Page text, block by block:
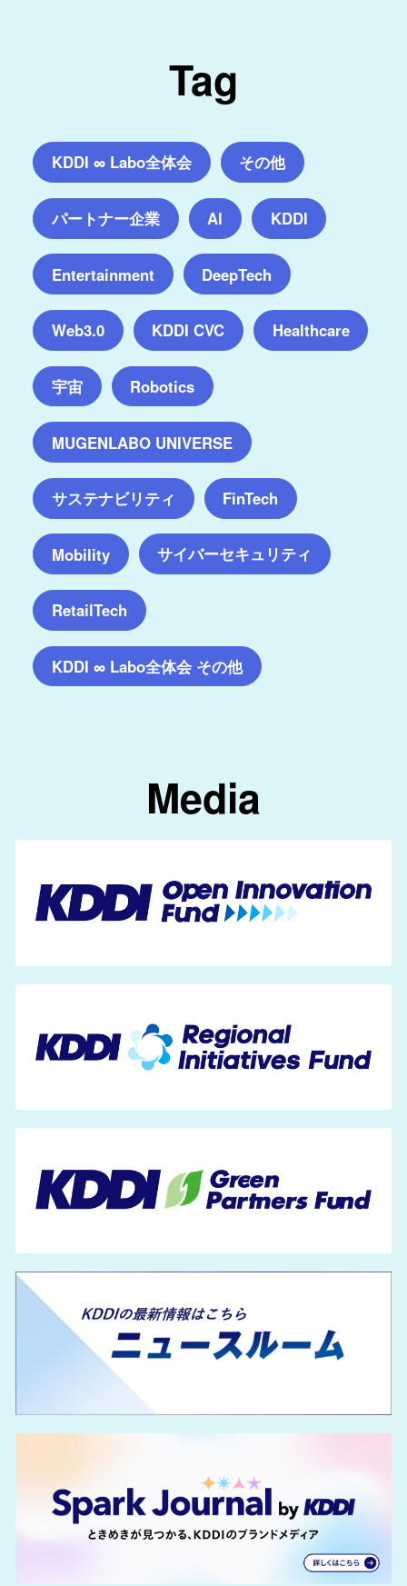
Tag
KDDI ∞ Labo全体会 その他
パートナー企業 AI KDDI
Entertainment DeepTech
Web3.0 KDDI CVC Healthcare
宇宙 Robotics
MUGENLABO UNIVERSE
サステナビリティ FinTech
Mobility サイバーセキュリティ
RetailTech
KDDI ∞ Labo全体会 その他
Media